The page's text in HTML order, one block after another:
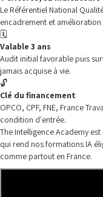
Le Référentiel National
encadrement et
🗓️
Valable 3 ans
Audit initial favorable puis
jamais acquise à vie.
🔓
Clé du financement
OPCO, CPF, FNE, France
condition d'entrée.
The Intelligence Academy
qui rend nos formations IA
comme partout en France.